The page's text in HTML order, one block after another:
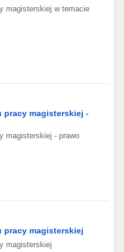
magisterskiej w temacie
pracy magisterskiej -
magisterskiej - prawo
pracy magisterskiej
magisterskiej